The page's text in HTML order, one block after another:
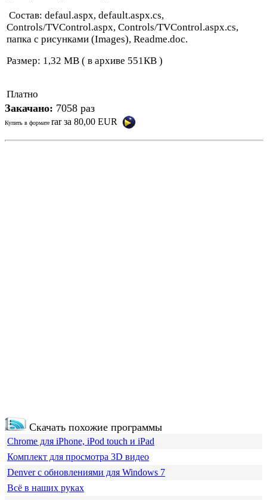
Состав: defaul.aspx, default.aspx.cs,
Controls/TVControl.aspx, Controls/TVControl.aspx.cs,
папка с рисунками (Images), Readme.doc.
Размер: 1,32 MB ( в архиве 551КВ )
Платно
Закачано: 7058 раз
Купить в формате rarза 80,00 EUR
Скачать похожие программы
Chrome для iPhone, iPod touch и iPad
Комплект для просмотра 3D видео
Denver с обновлениями для Windows 7
Всё в наших руках